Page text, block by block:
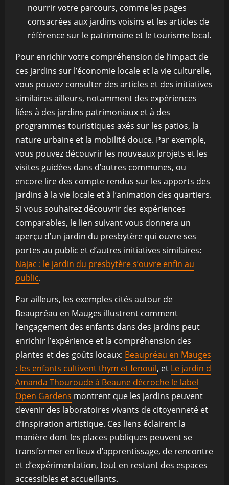
nourrir votre parcours, comme les pages
consacrées aux jardins voisins et les articles de
référence sur le patrimoine et le tourisme local.
Pour enrichir votre compréhension de l’impact de
ces jardins sur l’économie locale et la vie culturelle,
vous pouvez consulter des articles et des initiatives
similaires ailleurs, notamment des expériences
liées à des jardins patrimoniaux et à des
programmes touristiques axés sur les patios, la
nature urbaine et la mobilité douce. Par exemple,
vous pouvez découvrir les nouveaux projets et les
visites guidées dans d’autres communes, ou
encore lire des compte rendus sur les apports des
jardins à la vie locale et à l’animation des quartiers.
Si vous souhaitez découvrir des expériences
comparables, le lien suivant vous donnera un
aperçu d’un jardin du presbytère qui ouvre ses
portes au public et d’autres initiatives similaires:
Najac : le jardin du presbytère s’ouvre enfin au
public.
Par ailleurs, les exemples cités autour de
Beaupréau en Mauges illustrent comment
l’engagement des enfants dans des jardins peut
enrichir l’expérience et la compréhension des
plantes et des goûts locaux: Beaupréau en Mauges
: les enfants cultivent thym et fenouil, et Le jardin d
Amanda Thouroude à Beaune décroche le label
Open Gardens montrent que les jardins peuvent
devenir des laboratoires vivants de citoyenneté et
d’inspiration artistique. Ces liens éclairent la
manière dont les places publiques peuvent se
transformer en lieux d’apprentissage, de rencontre
et d’expérimentation, tout en restant des espaces
accessibles et accueillants.